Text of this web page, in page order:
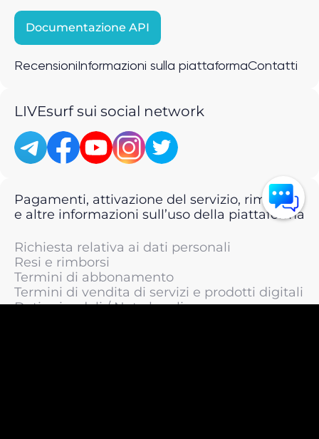
Documentazione API
Recensioni Informazioni sulla piattaformaContatti
LIVEsurf sui social network
Pagamenti, attivazione del servizio, rimborsi
e altre informazioni sull’uso della piattaforma
Richiesta relativa ai dati personali
Resi e rimborsi
Termini di abbonamento
Termini di vendita di servizi e prodotti digitali
Dati aziendali / Note legali